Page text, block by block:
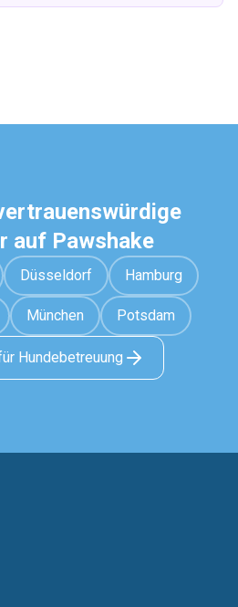
auf Pawshake
Düsseldorf Hamburg
München Potsdam
Hundebetreuung